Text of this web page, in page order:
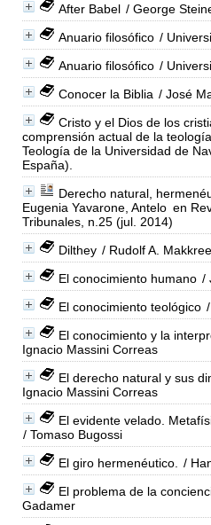
After Babel / George
Anuario filosófico /
Anuario filosófico /
Conocer la Biblia / José
Cristo y el Dios de los
comprensión actual de la teología
Teología de la Universidad de
España).
Derecho natural,
Eugenia Yavarone, Antelo en
Tribunales, n.25 (jul. 2014)
Dilthey / Rudolf A.
El conocimiento humano /
El conocimiento teológico
El conocimiento y la
Ignacio Massini Correas
El derecho natural y sus
Ignacio Massini Correas
El evidente velado.
/ Tomaso Bugossi
El giro hermenéutico.
/
El problema de la
Gadamer